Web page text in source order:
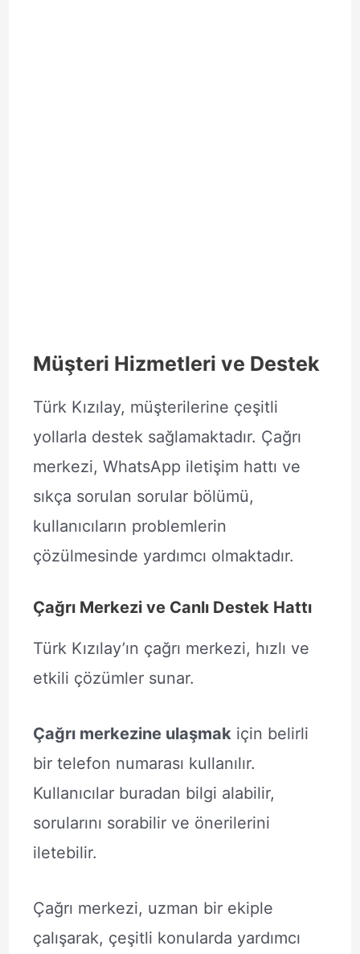
Müşteri Hizmetleri ve Destek
Türk Kızılay, müşterilerine çeşitli
yollarla destek sağlamaktadır. Çağrı
merkezi, WhatsApp iletişim hattı ve
sıkça sorulan sorular bölümü,
kullanıcıların problemlerin
çözülmesinde yardımcı olmaktadır.
Çağrı Merkezi ve Canlı Destek Hattı
Türk Kızılay’ın çağrı merkezi, hızlı ve
etkili çözümler sunar.
Çağrı merkezine ulaşmakiçin belirli
bir telefon numarası kullanılır.
Kullanıcılar buradan bilgi alabilir,
sorularını sorabilir ve önerilerini
iletebilir.
Çağrı merkezi, uzman bir ekiple
çalışarak, çeşitli konularda yardımcı